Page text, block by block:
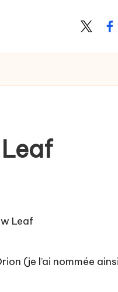
X
(je l’ai nommée